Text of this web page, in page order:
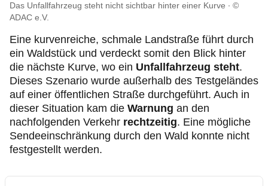
Das Unfallfahrzeug steht nicht sichtbar hinter einer Kurve
©
ADAC e.V.
Eine kurvenreiche, schmale Landstraße führt durch
ein Waldstück und verdeckt somit den Blick hinter
die nächste Kurve, wo ein Unfallfahrzeug steht.
Dieses Szenario wurde außerhalb des Testgeländes
auf einer öffentlichen Straße durchgeführt. Auch in
dieser Situation kam die Warnung an den
nachfolgenden Verkehr rechtzeitig. Eine mögliche
Sendeeinschränkung durch den Wald konnte nicht
festgestellt werden.